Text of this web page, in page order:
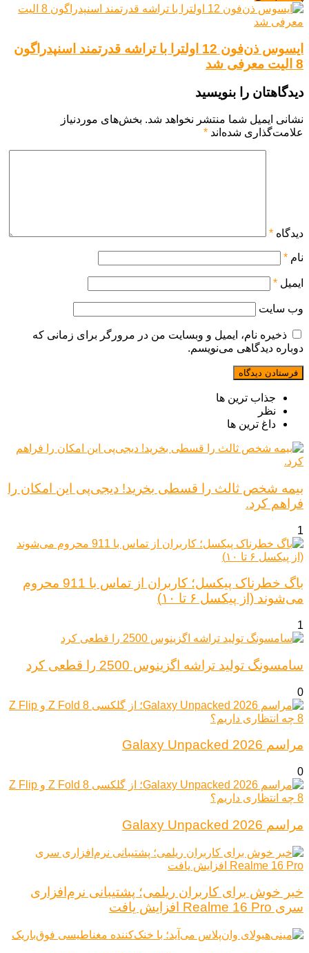
ایسوس ذن‌فون 12 اولترا با تراشه قدرتمند اسنپدراگون
8 الیت معرفی شد
دیدگاهتان را بنویسید
نشانی ایمیل شما منتشر نخواهد شد. بخش‌های موردنیاز
علامت‌گذاری شده‌اند *
دیدگاه *
نام *
ایمیل *
وب‌ سایت
ذخیره نام، ایمیل و وبسایت من در مرورگر برای زمانی که
دوباره دیدگاهی می‌نویسم.
جذاب ترین ها
نظر
داغ ترین ها
بیمه شخص ثالث را قسطی بخرید! دیجی‌پی این امکان را
فراهم کرد.
1
باگ خطرناک پیکسل؛ کاربران از تماس با 911 محروم
می‌شوند (از پیکسل ۶ تا ۱۰)
1
سامسونگ تولید تراشه اگزینوس 2500 را قطعی کرد
0
مراسم Galaxy Unpacked 2026
0
مراسم Galaxy Unpacked 2026
خبر خوش برای کاربران ریلمی؛ پشتیبانی نرم‌افزاری
سری Realme 16 Pro افزایش یافت